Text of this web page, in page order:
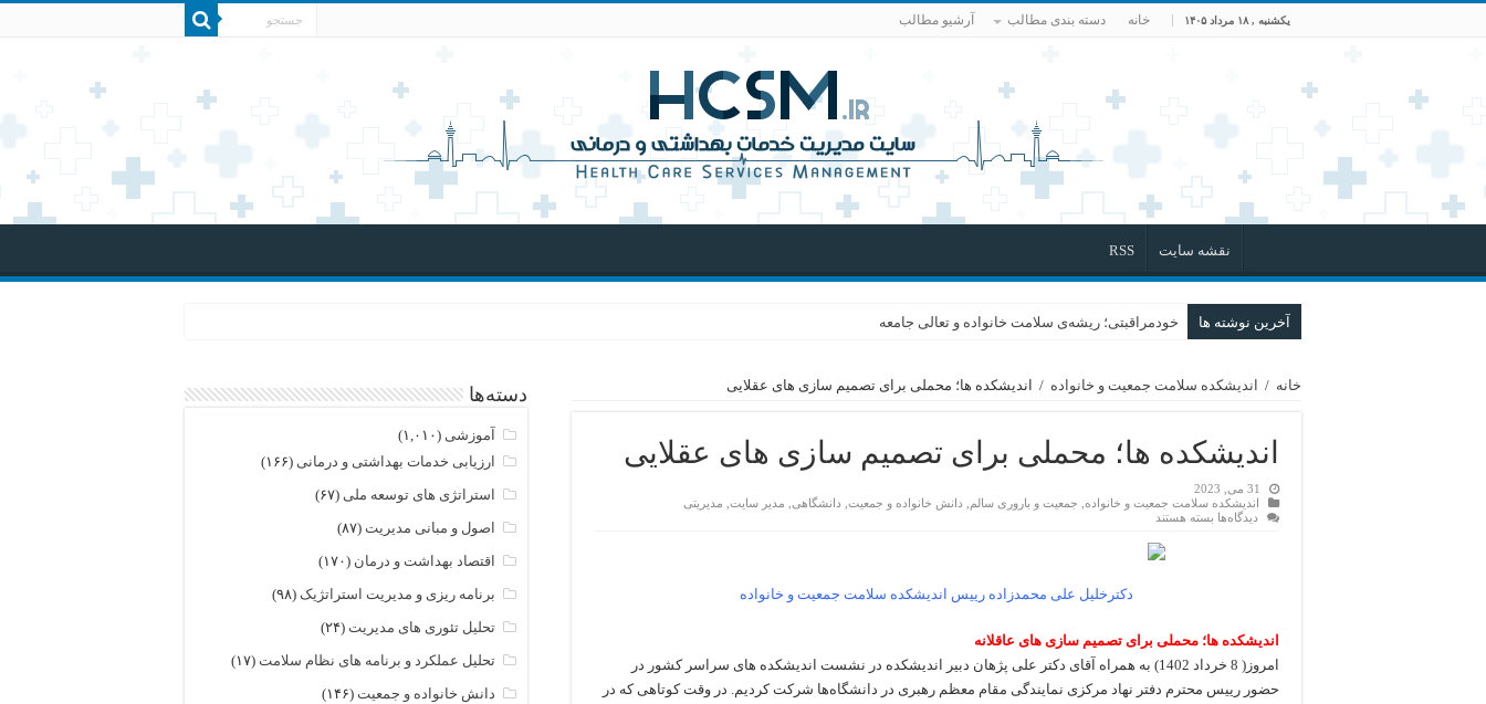
یکشنبه , ۱۸ مرداد ۱۴۰۵ خانه دسته بندی مطالب آرشیو مطالب
نقشه سایت RSS
آخرین نوشته ها خودمراقبتی؛ ریشه‌ی سلامت خانواده و تعالی جامعه
خانه / اندیشکده سلامت جمعیت و خانواده / اندیشکده ها؛ محملی برای تصمیم سازی های عقلایی
اندیشکده ها؛ محملی برای تصمیم سازی های عقلایی
31 می, 2023
اندیشکده سلامت جمعیت و خانواده جمعیت و باروری سالم دانش خانواده و جمعیت دانشگاهی مدیر سایت مدیریتی
دیدگاه‌ها برای
عقلایی
بسته هستند
دکترخلیل علی محمدزاده رییس اندیشکده سلامت جمعیت و خانواده
اندیشکده ها؛ محملی برای تصمیم سازی های عاقلانه
امروز( 8 خرداد 1402) به همراه آقای دکتر علی پژهان دبیر اندیشکده در نشست اندیشکده های سراسر کشور در
حضور رییس محترم دفتر نهاد مرکزی نمایندگی مقام معظم رهبری در دانشگاه‌ها شرکت کردیم. در وقت کوتاهی که در
دسته‌ها
آموزشی (۱,۰۱۰)
ارزیابی خدمات بهداشتی و درمانی (۱۶۶)
استراتژی های توسعه ملی (۶۷)
اصول و مبانی مدیریت(۸۷)
اقتصاد بهداشت و درمان (۱۷۰)
برنامه ریزی و مدیریت استراتژیک (۹۸)
تحلیل تئوری های مدیریت(۲۴)
تحلیل عملکرد و برنامه های نظام سلامت(۱۷)
دانش خانواده و جمعیت(۱۴۶)